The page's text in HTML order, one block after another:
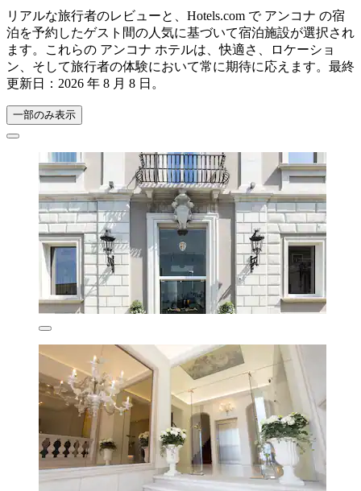
リアルな旅行者のレビューと、Hotels.com で アンコナ の宿
泊を予約したゲスト間の人気に基づいて宿泊施設が選択され
ます。これらの アンコナ ホテルは、快適さ、ロケーショ
ン、そして旅行者の体験において常に期待に応えます。最終
更新日： 2026 年 8 月 8 日 。
一部のみ表示